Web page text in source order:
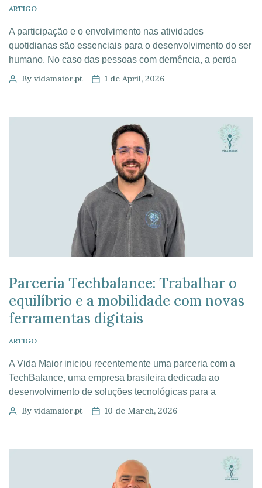
ARTIGO
A participação e o envolvimento nas atividades
quotidianas são essenciais para o desenvolvimento do ser
humano. No caso das pessoas com demência, a perda
progressiva de competências traduz-se numa maior
é tudo o que uma pessoa faz no dia a […]
By vidamaior.pt 1 de April, 2026
Parceria Techbalance: Trabalhar o
equilíbrio e a mobilidade com novas
ferramentas digitais
ARTIGO
A Vida Maior iniciou recentemente uma parceria com a
TechBalance, uma empresa brasileira dedicada ao
desenvolvimento de soluções tecnológicas para a
promoção da mobilidade e prevenção de quedas na
com o objetivo de testar a aplicação TechBalance em […]
By vidamaior.pt 10 de March, 2026